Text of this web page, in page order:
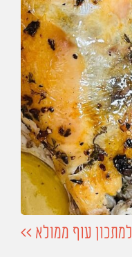
למתכון עוף ממולא >>